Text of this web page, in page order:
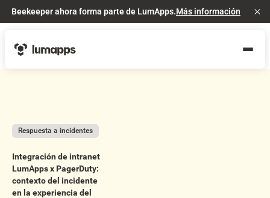
Beekeeper ahora forma parte de LumApps.Más información
Respuesta a incidentes
Integración de intranet
LumApps x PagerDuty:
contexto del incidente
en la experiencia del